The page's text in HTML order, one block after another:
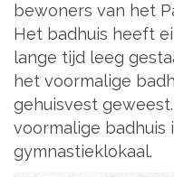
bewoners van het
Het badhuis heeft
lange tijd leeg
het voormalige
gehuisvest
voormalige badhuis
gymnastieklokaal.